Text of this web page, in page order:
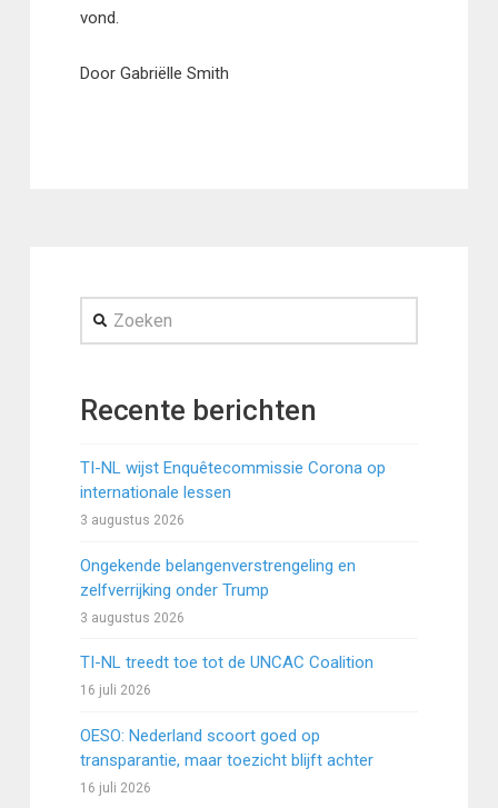
vond.
Door Gabriëlle Smith
Zoeken
Recente berichten
TI-NL wijst Enquêtecommissie Corona op
internationale lessen
3 augustus 2026
Ongekende belangenverstrengeling en
zelfverrijking onder Trump
3 augustus 2026
TI-NL treedt toe tot de UNCAC Coalition
16 juli 2026
OESO: Nederland scoort goed op
transparantie, maar toezicht blijft achter
16 juli 2026